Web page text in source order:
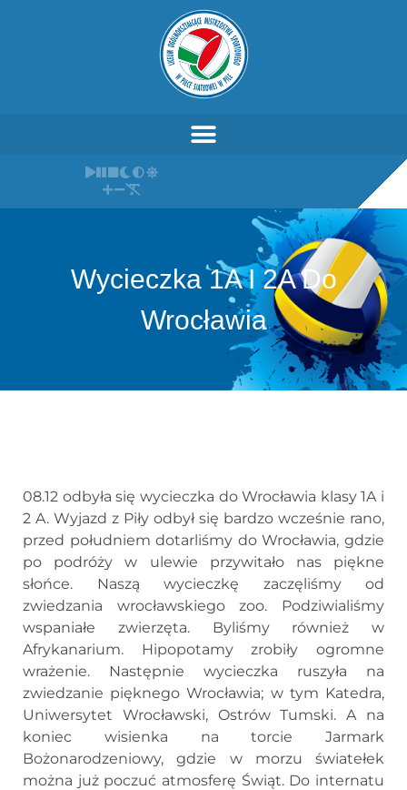
Wycieczka 1A I 2A Do
Wrocławia
08.12 odbyła się wycieczka do Wrocławia klasy 1A i
2 A. Wyjazd z Piły odbył się bardzo wcześnie rano,
przed południem dotarliśmy do Wrocławia, gdzie
po podróży w ulewie przywitało nas piękne
słońce. Naszą wycieczkę zaczęliśmy od
zwiedzania wrocławskiego zoo. Podziwialiśmy
wspaniałe zwierzęta. Byliśmy również w
Afrykanarium. Hipopotamy zrobiły ogromne
wrażenie. Następnie wycieczka ruszyła na
zwiedzanie pięknego Wrocławia; w tym Katedra,
Uniwersytet Wrocławski, Ostrów Tumski️. A na
koniec wisienka na torcie Jarmark
Bożonarodzeniowy, gdzie w morzu światełek
można już poczuć atmosferę Świąt. Do internatu